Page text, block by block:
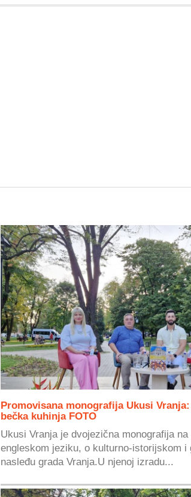
Promovisana monografija Ukusi
bečka kuhinja FOTO
Ukusi Vranja je dvojezična monografija
engleskom jeziku, o kulturno-istorijskom i
nasleđu grada Vranja.U njenoj izradu...